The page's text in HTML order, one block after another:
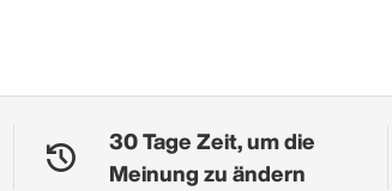
30 Tage Zeit, um die
Meinung zu ändern